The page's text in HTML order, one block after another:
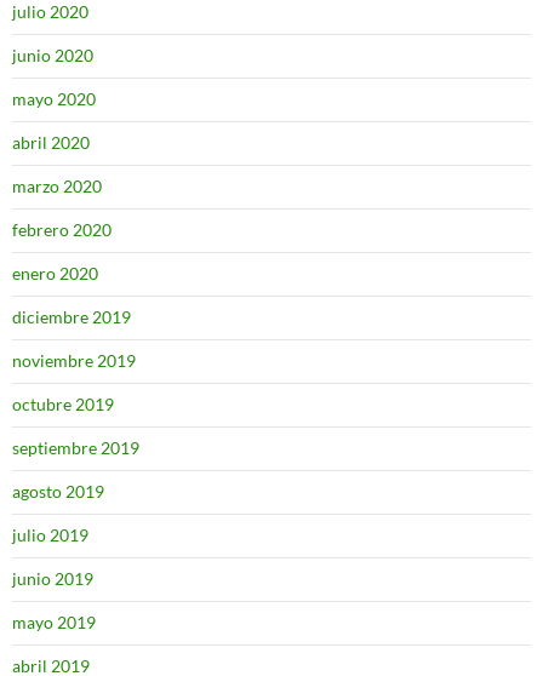
julio 2020
junio 2020
mayo 2020
abril 2020
marzo 2020
febrero 2020
enero 2020
diciembre 2019
noviembre 2019
octubre 2019
septiembre 2019
agosto 2019
julio 2019
junio 2019
mayo 2019
abril 2019